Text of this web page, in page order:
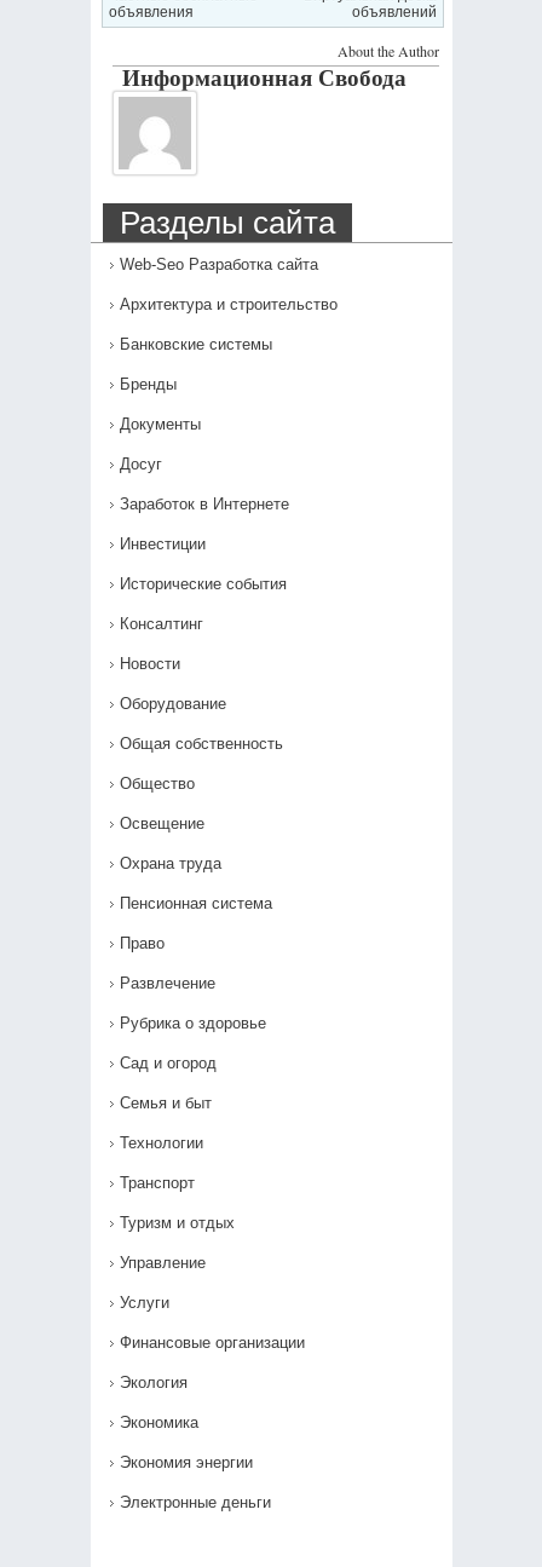
объявления
объявлений
About the Author
Информационная Свобода
Разделы сайта
Web-Seo Разработка сайта
Архитектура и строительство
Банковские системы
Бренды
Документы
Досуг
Заработок в Интернете
Инвестиции
Исторические события
Консалтинг
Новости
Оборудование
Общая собственность
Общество
Освещение
Охрана труда
Пенсионная система
Право
Развлечение
Рубрика о здоровье
Сад и огород
Семья и быт
Технологии
Транспорт
Туризм и отдых
Управление
Услуги
Финансовые организации
Экология
Экономика
Экономия энергии
Электронные деньги